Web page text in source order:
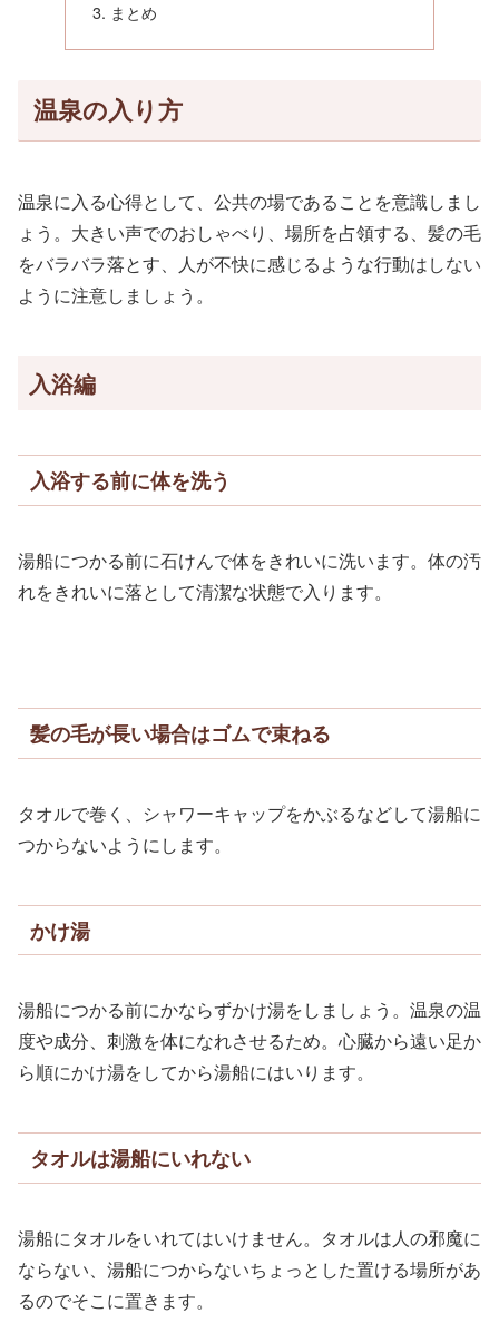
まとめ
温泉の入り方
温泉に入る心得として、公共の場であることを意識しまし
ょう。大きい声でのおしゃべり、場所を占領する、髪の毛
をバラバラ落とす、人が不快に感じるような行動はしない
ように注意しましょう。
入浴編
入浴する前に体を洗う
湯船につかる前に石けんで体をきれいに洗います。体の汚
れをきれいに落として清潔な状態で入ります。
髪の毛が長い場合はゴムで束ねる
タオルで巻く、シャワーキャップをかぶるなどして湯船に
つからないようにします。
かけ湯
湯船につかる前にかならずかけ湯をしましょう。温泉の温
度や成分、刺激を体になれさせるため。心臓から遠い足か
ら順にかけ湯をしてから湯船にはいります。
タオルは湯船にいれない
湯船にタオルをいれてはいけません。タオルは人の邪魔に
ならない、湯船につからないちょっとした置ける場所があ
るのでそこに置きます。